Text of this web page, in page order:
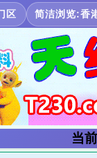
区 简洁浏览:香
当